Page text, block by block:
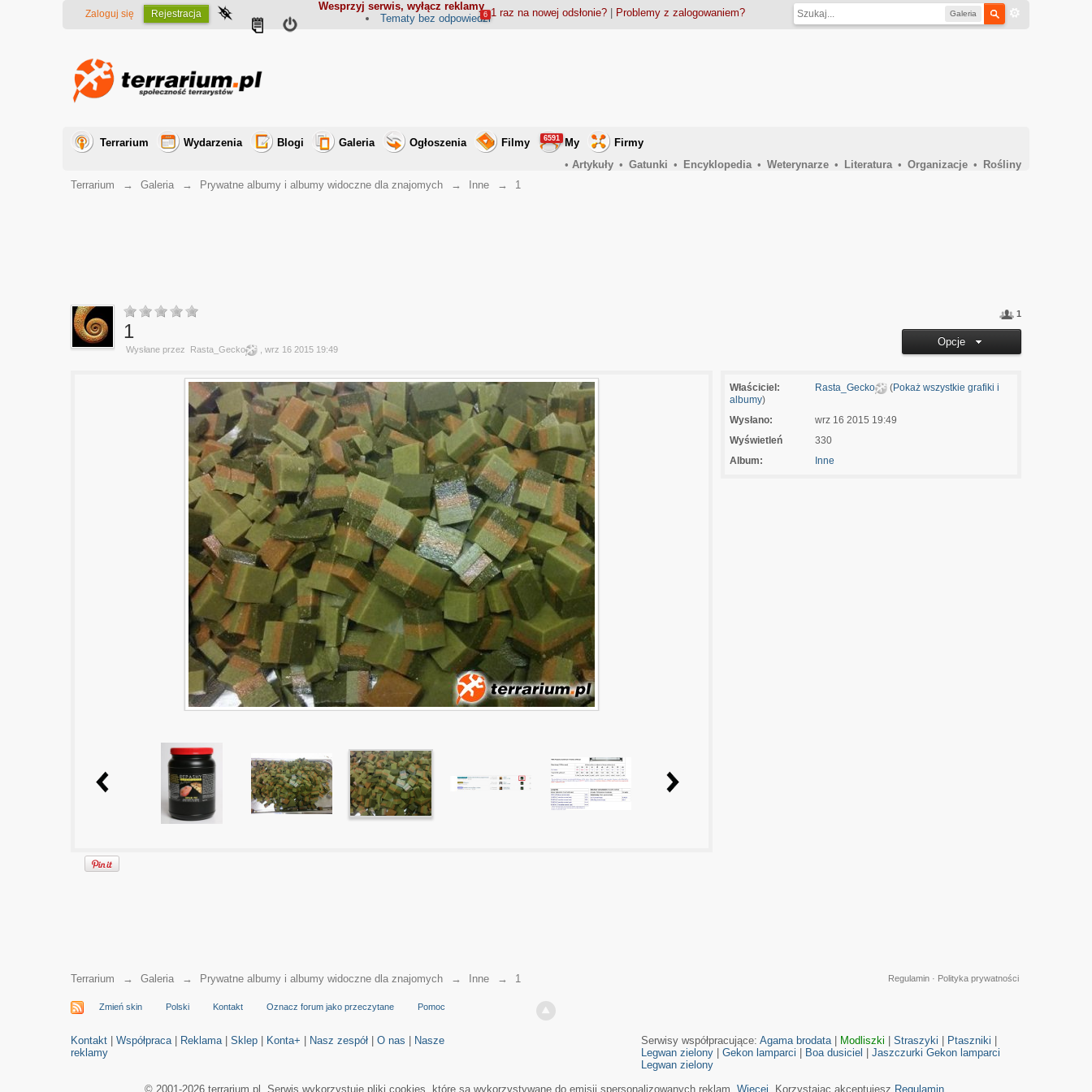
Wesprzyj serwis, wyłącz reklamy
Galeria
Zaloguj się Rejestracja 1 raz na nowej odsłonie?| Problemy z zalogowaniem?
Tematy bez odpowiedzi
6
Terrarium Wydarzenia Blogi Galeria Ogłoszenia Filmy My
6591
Firmy
• Artykuły • Gatunki • Encyklopedia • Weterynarze • Literatura • Organizacje •
Rośliny
Terrarium
→ Galeria → Prywatne albumy i albumy widoczne dla znajomych → Inne → 1
1
Opcje
1
Wysłane przez Rasta_Gecko , wrz 16 2015 19:49
Właściciel: Rasta_Gecko (Pokaż wszystkie grafiki i
albumy)
Wysłano:
wrz 16 2015 19:49
Wyświetleń
330
Album:
Inne
Terrarium → Galeria → Prywatne albumy i albumy widoczne dla znajomych → Inne → 1 Polityka prywatności
Regulamin·
Zmień skin Polski Kontakt Oznacz forum jako przeczytane Pomoc
Kontakt |Współpraca| Reklama|Sklep Konta+ Nasz zespół |O nas
Nasze
reklamy
Serwisy współpracujące: Agama brodata| Modliszki Straszyki Ptaszniki
Legwan zielony| Gekon lamparci Boa dusiciel Jaszczurki Gekon lamparci
Legwan zielony
© 2001-2026 terrarium.pl. Serwis wykorzystuje pliki cookies, które są wykorzystywane do emisji spersonalizowanych reklam. Więcej . Korzystając akceptujesz Regulamin.